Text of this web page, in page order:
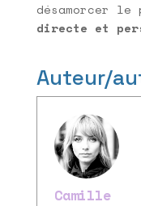
désamorcer le
directe et
Auteur/
Camille